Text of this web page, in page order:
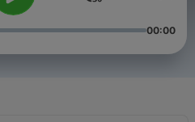
00:00